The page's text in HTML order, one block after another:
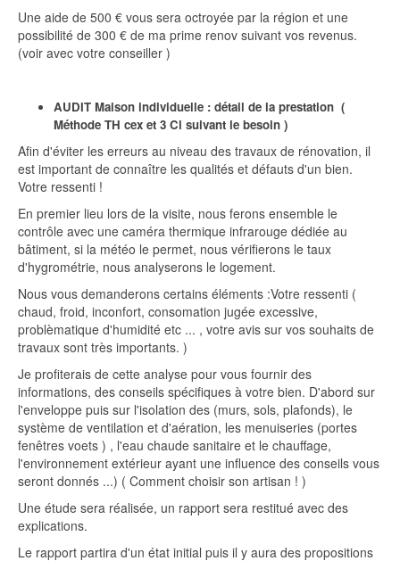
Une aide de 500 € vous sera octroyée par la région et une
possibilité de 300 € de ma prime renov suivant vos revenus.
(voir avec votre conseiller )
AUDIT Maison individuelle : détail de la prestation (
Méthode TH cex et 3 Cl suivant le besoin )
Afin d'éviter les erreurs au niveau des travaux de rénovation, il
est important de connaître les qualités et défauts d'un bien.
Votre ressenti !
En premier lieu lors de la visite, nous ferons ensemble le
contrôle avec une caméra thermique infrarouge dédiée au
bâtiment, si la météo le permet, nous vérifierons le taux
d'hygrométrie, nous analyserons le logement.
Nous vous demanderons certains éléments :Votre ressenti (
chaud, froid, inconfort, consomation jugée excessive,
problèmatique d'humidité etc ... , votre avis sur vos souhaits de
travaux sont très importants. )
Je profiterais de cette analyse pour vous fournir des
informations, des conseils spécifiques à votre bien. D'abord sur
l'enveloppe puis sur l'isolation des (murs, sols, plafonds), le
système de ventilation et d'aération, les menuiseries (portes
fenêtres voets ) , l'eau chaude sanitaire et le chauffage,
l'environnement extérieur ayant une influence des conseils vous
seront donnés ...) ( Comment choisir son artisan ! )
Une étude sera réalisée, un rapport sera restitué avec des
explications.
Le rapport partira d'un état initial puis il y aura des propositions